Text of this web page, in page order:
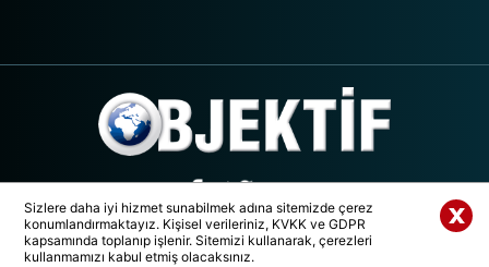
Sizlere daha iyi hizmet sunabilmek adına sitemizde çerez
konumlandırmaktayız. Kişisel verileriniz, KVKK ve GDPR
kapsamında toplanıp işlenir. Sitemizi kullanarak, çerezleri
kullanmamızı kabul etmiş olacaksınız.
Whatsapp Paylaş
DENİZLİ BAROSU VE
AVUKATLARIN
İŞYERLERİNDE ARAMA
YAPILIYOR
KEKİK ÜRETİCİLERİNİN
UMUDU ALTUNTAŞ
BAHARAT ŞENLİKTE DE
© 2020 Tüm Hakları Saklıdır. | DENİZLİ OBJEKTİF MEDYA GRUBU